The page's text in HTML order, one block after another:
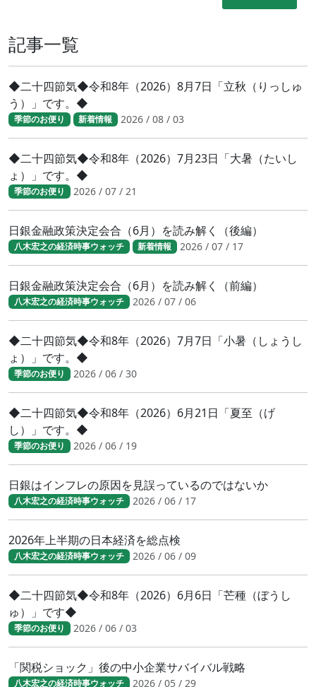
記事一覧
◆二十四節気◆令和8年（2026）8月7日「立秋（りっしゅ
う）」です。◆
季節のお便り 新着情報 2026 / 08 / 03
◆二十四節気◆令和8年（2026）7月23日「大暑（たいし
ょ）」です。◆
季節のお便り 2026 / 07 / 21
日銀金融政策決定会合（6月）を読み解く（後編）
八木宏之の経済時事ウォッチ 新着情報 2026 / 07 / 17
日銀金融政策決定会合（6月）を読み解く（前編）
八木宏之の経済時事ウォッチ 2026 / 07 / 06
◆二十四節気◆令和8年（2026）7月7日「小暑（しょうし
ょ）」です。◆
季節のお便り 2026 / 06 / 30
◆二十四節気◆令和8年（2026）6月21日「夏至（げ
し）」です。◆
季節のお便り 2026 / 06 / 19
日銀はインフレの原因を見誤っているのではないか
八木宏之の経済時事ウォッチ 2026 / 06 / 17
2026年上半期の日本経済を総点検
八木宏之の経済時事ウォッチ 2026 / 06 / 09
◆二十四節気◆令和8年（2026）6月6日「芒種（ぼうし
ゅ）」です◆
季節のお便り 2026 / 06 / 03
「関税ショック」後の中小企業サバイバル戦略
八木宏之の経済時事ウォッチ 2026 / 05 / 29